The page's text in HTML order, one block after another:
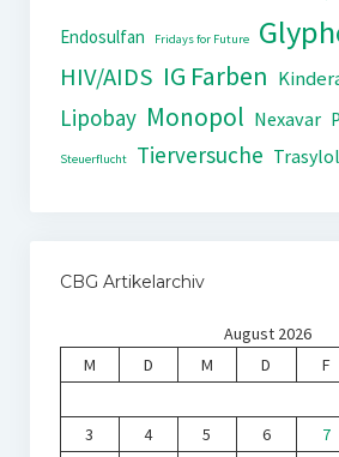
Endosulfan
Fridays for Future
HIV/AIDS IG Farben
Lipobay Monopol Nexavar
Steuerflucht Tierversuche Trasylol
CBG Artikelarchiv
August 2026
M
D M D F
3
4 5 6 7